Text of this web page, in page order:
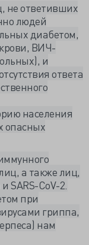
не ответивших
людей
диабетом,
ВИЧ-
и
ответа
населения
опасных
а также лиц,
SARS-CoV-2.
при
гриппа,
нам